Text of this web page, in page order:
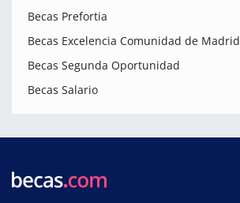
Becas Prefortia
Becas Excelencia Comunidad de Madrid
Becas Segunda Oportunidad
Becas Salario